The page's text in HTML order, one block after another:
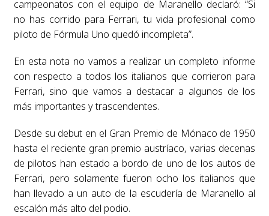
campeonatos con el equipo de Maranello declaró: “Si
no has corrido para Ferrari, tu vida profesional como
piloto de Fórmula Uno quedó incompleta”.
En esta nota no vamos a realizar un completo informe
con respecto a todos los italianos que corrieron para
Ferrari, sino que vamos a destacar a algunos de los
más importantes y trascendentes.
Desde su debut en el Gran Premio de Mónaco de 1950
hasta el reciente gran premio austríaco, varias decenas
de pilotos han estado a bordo de uno de los autos de
Ferrari, pero solamente fueron ocho los italianos que
han llevado a un auto de la escudería de Maranello al
escalón más alto del podio.